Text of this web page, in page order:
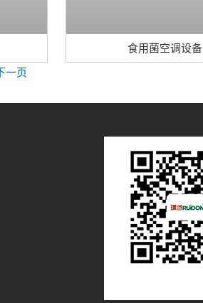
食用菌空调设备
一页